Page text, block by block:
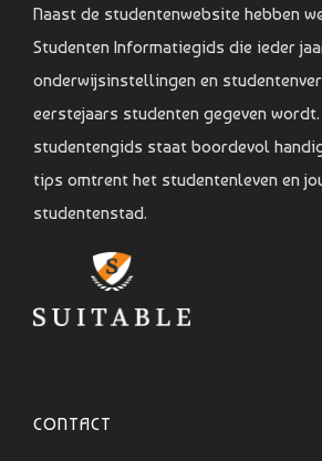
Naast de studentenwebsite hebben
Studenten Informatiegids die ieder
onderwijsinstellingen en
eerstejaars studenten gegeven wordt.
studentengids staat boordevol
tips omtrent het studentenleven en
studentenstad.
CONTACT